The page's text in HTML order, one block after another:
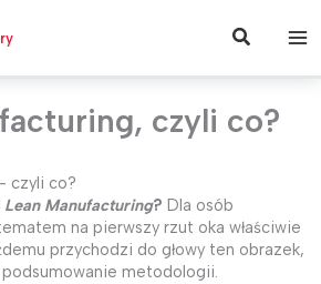
Szukaj
czyli co?
czyli co?
Lean Manufacturing? Dla osób
na pierwszy rzut oka właściwie
przychodzi do głowy ten obrazek,
metodologii.